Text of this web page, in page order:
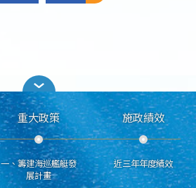
重大政策
一、籌建海巡艦艇發
展計畫
施政績效
近三年年度績效